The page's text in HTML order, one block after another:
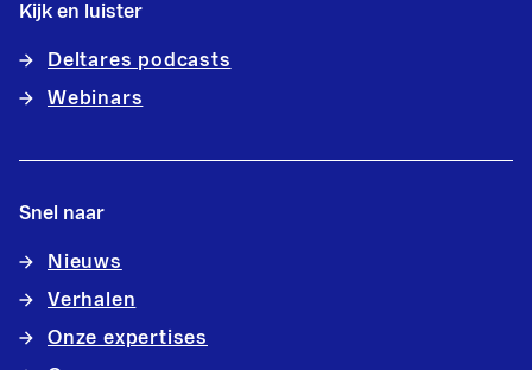
Kijk en luister
Deltares podcasts
Webinars
Snel naar
Nieuws
Verhalen
Onze expertises